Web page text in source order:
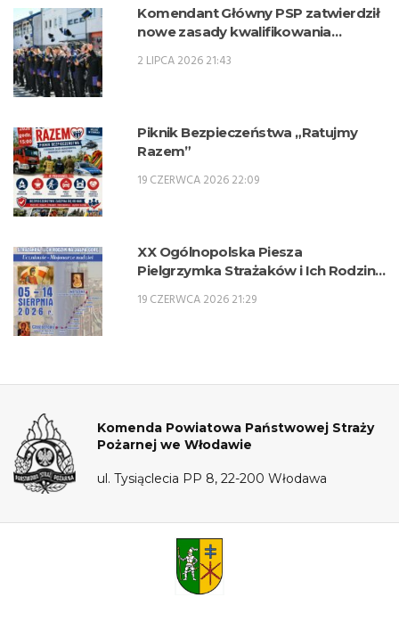
Komendant Główny PSP zatwierdził
nowe zasady kwalifikowania
zawodowe w zawodzie technik
2 LIPCA 2026 21:43
Piknik Bezpieczeństwa „Ratujmy
Razem”
19 CZERWCA 2026 22:09
XX Ogólnopolska Piesza
Pielgrzymka Strażaków i Ich Rodzin
19 CZERWCA 2026 21:29
Komenda Powiatowa Państwowej Straży
Pożarnej we Włodawie
ul. Tysiąclecia PP 8, 22-200 Włodawa